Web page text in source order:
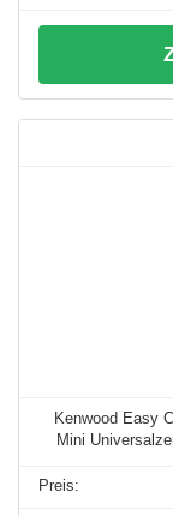
Kenwood Easy
Mini